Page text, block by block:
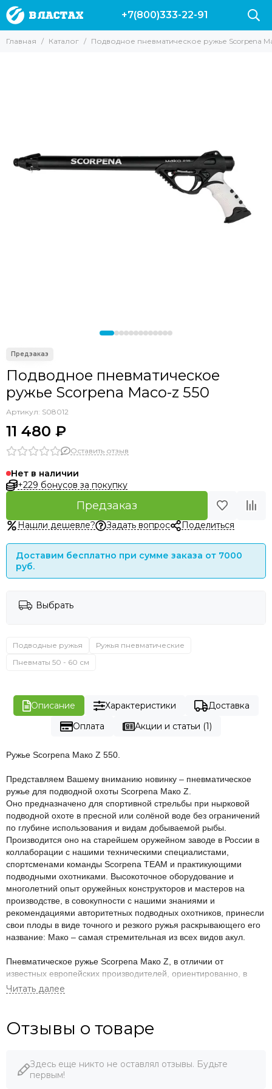
+7(800)333-22-91
Главная Каталог Подводное пневматическое ружье Scorpena
Подводное пневматическое
ружье Scorpena Maco-z 550
Артикул: S08012
11 480 ₽
Оставить отзыв
Нет в наличии
+229 бонусов за покупку
Предзаказ
Нашли дешевле? Задать вопрос Поделиться
Доставим бесплатно при сумме заказа от 7000
руб.
Выбрать
Подводные ружья
Ружья пневматические
Пневматы 50 - 60 см
Описание Характеристики
Доставка
Оплата
Акции и статьи (1)
Ружье Scorpena Мако Z 550.
Представляем Вашему вниманию новинку – пневматическое
ружье для подводной охоты Scorpena Мако Z.
Оно предназначено для спортивной стрельбы при нырковой
подводной охоте в пресной или солёной воде без ограничений
по глубине использования и видам добываемой рыбы.
Производится оно на старейшем оружейном заводе в России в
коллаборации с нашими техническими специалистами,
спортсменами команды Scorpena TEAM и практикующими
подводными охотниками. Высокоточное оборудование и
многолетний опыт оружейных конструкторов и мастеров на
производстве, в совокупности с нашими знаниями и
рекомендациями авторитетных подводных охотников, принесли
свои плоды в виде точного и резкого ружья раскрывающего его
название: Мако – самая стремительная из всех видов акул.
Пневматическое ружье Scorpena Мако Z, в отличии от
известных европейских производителей, ориентированно, в
первую очередь, на подводных охотников средней и северной
Ствол ружья Scorpena Мако Z выполнен из высококачественной
нержавеющей стали с тщательной полировкой внутренней
скольжению поршня и благоприятно влияет на резкость
выстрела.
Внутренний диаметр ствола уменьшен до 11 мм, а гарпун имеет
Отзывы о товаре
Здесь еще никто не оставлял отзывы. Будьте
первым!